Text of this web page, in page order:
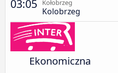
03:05 Kołobrzeg
Kolobrzeg
Ekonomiczna